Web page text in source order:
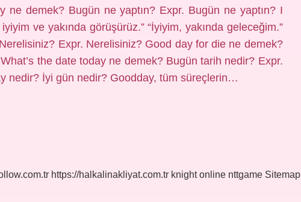
ne demek? Bugün ne yaptın? Expr. Bugün ne yaptın? I
ve yakında görüşürüz.” “İyiyim, yakında geleceğim.”
Expr. Nerelisiniz? Good day for die ne demek?
the date today ne demek? Bugün tarih nedir? Expr.
nedir? İyi gün nedir? Goodday, tüm süreçlerin…
https://halkalinakliyat.com.tr knight online nttgame Sitemap